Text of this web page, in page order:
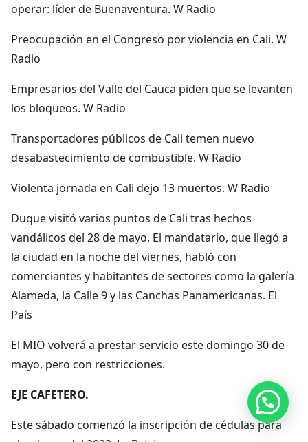
operar: líder de Buenaventura. W Radio
Preocupación en el Congreso por violencia en Cali. W
Radio
Empresarios del Valle del Cauca piden que se levanten
los bloqueos. W Radio
Transportadores públicos de Cali temen nuevo
desabastecimiento de combustible. W Radio
Violenta jornada en Cali dejo 13 muertos. W Radio
Duque visitó varios puntos de Cali tras hechos
vandálicos del 28 de mayo. El mandatario, que llegó a
la ciudad en la noche del viernes, habló con
comerciantes y habitantes de sectores como la galería
Alameda, la Calle 9 y las Canchas Panamericanas. El
País
El MIO volverá a prestar servicio este domingo 30 de
mayo, pero con restricciones.
EJE CAFETERO.
Este sábado comenzó la inscripción de cédulas para
Hola, por aquí puedes contactarnos